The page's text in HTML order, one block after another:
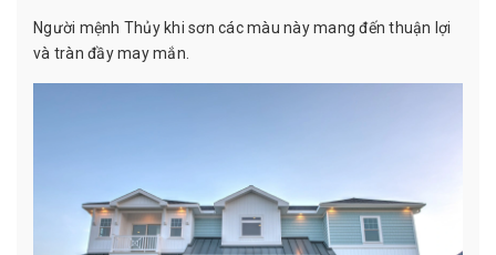
Người mệnh Thủy khi sơn các màu này mang đến thuận lợi
và tràn đầy may mắn.